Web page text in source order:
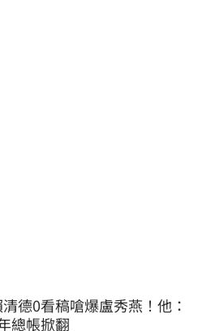
德0看稿嗆爆盧秀燕！他：
總帳掀翻